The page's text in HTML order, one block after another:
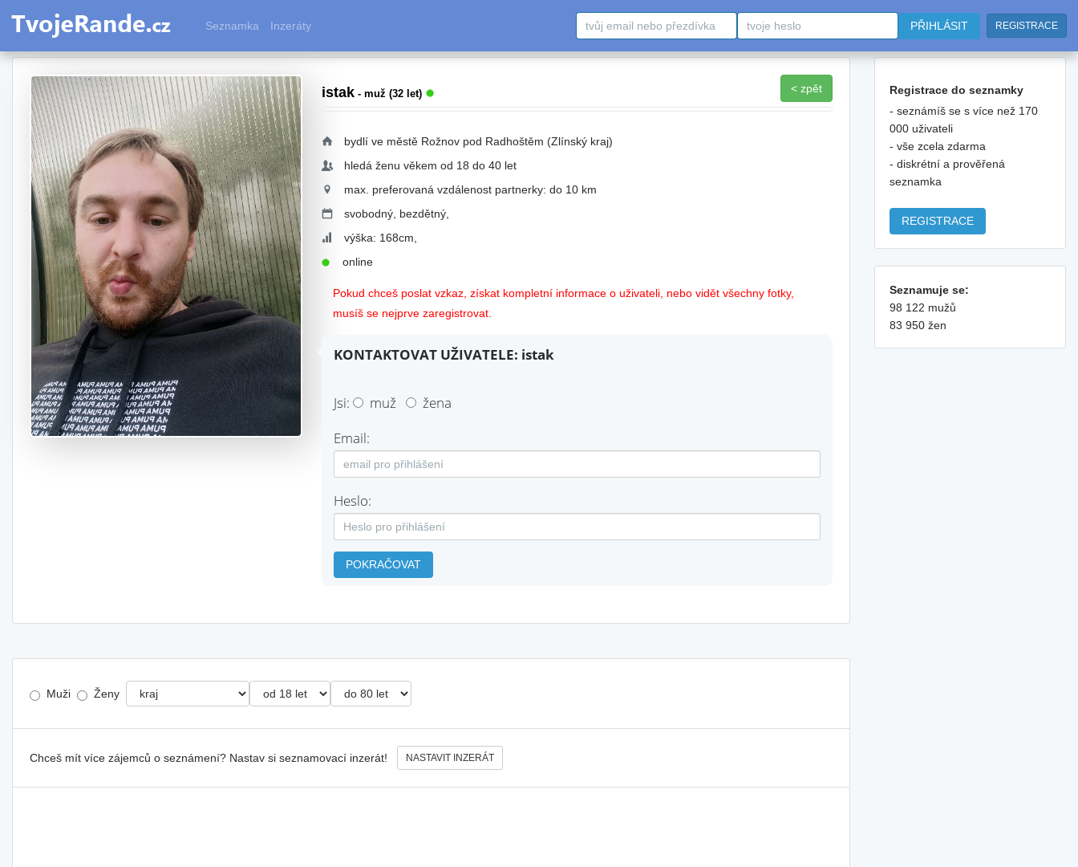
Seznamka Inzeráty PŘIHLÁSIT REGISTRACE
istak - muž (32 let) < zpět
bydlí ve městě Rožnov pod Radhoštěm (Zlínský kraj)
hledá ženu věkem od 18 do 40 let
max. preferovaná vzdálenost partnerky: do 10 km
svobodný, bezdětný,
výška: 168cm,
online
Pokud chceš poslat vzkaz, získat kompletní informace o uživateli, nebo vidět všechny fotky,
musíš se nejprve zaregistrovat.
KONTAKTOVAT UŽIVATELE: istak
Jsi: muž
žena
Email:
Heslo:
POKRAČOVAT
Muži Ženy
Chceš mít více zájemců o seznámení? Nastav si seznamovací inzerát! NASTAVIT INZERÁT
Registrace do seznamky
- seznámíš se s více než 170
000 uživateli
- vše zcela zdarma
- diskrétní a prověřená
seznamka
REGISTRACE
Seznamuje se:
98 122 mužů
83 950 žen